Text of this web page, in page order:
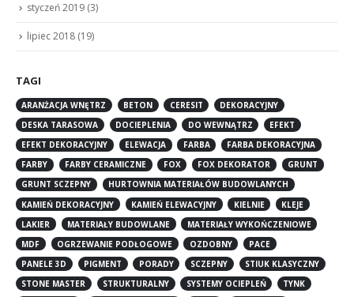
styczeń 2019 (3)
lipiec 2018 (19)
TAGI
ARANŻACJA WNĘTRZ BETON CERESIT
DEKORACYJNY
DESKA TARASOWA
DOCIEPLENIA DO WEWNĄTRZ
EFEKT
EFEKT DEKORACYJNY
ELEWACJA FARBA
FARBA DEKORACYJNA
FARBY
FARBY CERAMICZNE FOX FOX DEKORATOR
GRUNT
GRUNT SCZEPNY
HURTOWNIA MATERIAŁÓW BUDOWLANYCH
KAMIEŃ DEKORACYJNY
KAMIEŃ ELEWACYJNY KIELNIE
KLEJE
LAKIER
MATERIAŁY BUDOWLANE
MATERIAŁY WYKOŃCZENIOWE
MDF
OGRZEWANIE PODŁOGOWE OZDOBNY
PACE
PANELE 3D
PIGMENT PORADY SCZEPNY
STIUK KLASYCZNY
STONE MASTER
STRUKTURALNY SYSTEMY OCIEPLEŃ
TYNK